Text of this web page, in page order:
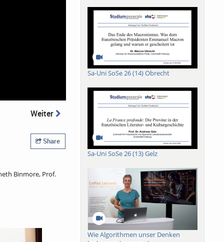
Weiter
Share
Binmore, Prof.
Sa-Uni SoSe 26 (14) Obrecht
Sa-Uni SoSe 26 (13) Gelz
Wie Algorithmen unser Denken